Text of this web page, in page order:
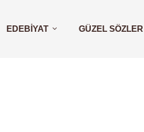
EDEBIYAT GÜZEL SÖZLER